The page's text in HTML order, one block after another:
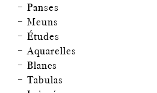
Panses
Meuns
Études
Aquarelles
Blancs
Tabulas